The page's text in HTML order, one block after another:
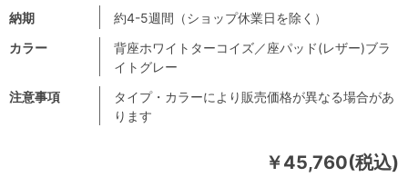
￥45,760(税込)
注意事項
タイプ・カラーにより販売価格が異なる場合があ
ります
納期
約4-5週間（ショップ休業日を除く）
カラー
背座ホワイトターコイズ／座パッド(レザー)ブラ
イトグレー